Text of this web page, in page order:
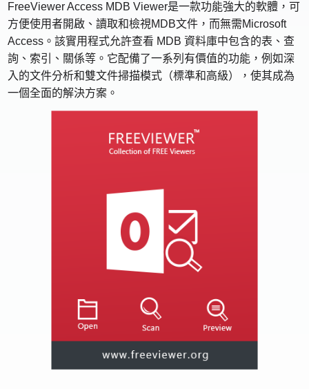
FreeViewer Access MDB Viewer是一款功能強大的軟體，可
方便使用者開啟、讀取和檢視MDB文件，而無需Microsoft
Access。該實用程式允許查看 MDB 資料庫中包含的表、查
詢、索引、關係等。它配備了一系列有價值的功能，例如深
入的文件分析和雙文件掃描模式（標準和高級），使其成為
一個全面的解決方案。